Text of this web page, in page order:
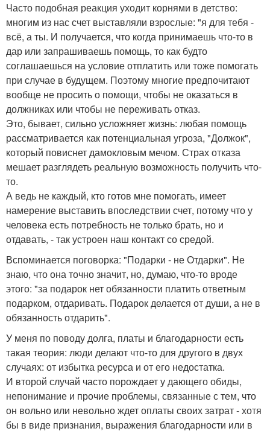
Часто подобная реакция уходит корнями в детство:
многим из нас счет выставляли взрослые: "я для тебя -
всё, а ты. И получается, что когда принимаешь что-то в
дар или запрашиваешь помощь, то как будто
соглашаешься на условие отплатить или тоже помогать
при случае в будущем. Поэтому многие предпочитают
вообще не просить о помощи, чтобы не оказаться в
должниках или чтобы не переживать отказ.
Это, бывает, сильно усложняет жизнь: любая помощь
рассматривается как потенциальная угроза, "Должок",
который повиснет дамокловым мечом. Страх отказа
мешает разглядеть реальную возможность получить что-
то.
А ведь не каждый, кто готов мне помогать, имеет
намерение выставить впоследствии счет, потому что у
человека есть потребность не только брать, но и
отдавать, - так устроен наш контакт со средой.
Вспоминается поговорка: "Подарки - не Отдарки". Не
знаю, что она точно значит, но, думаю, что-то вроде
этого: "за подарок нет обязанности платить ответным
подарком, отдаривать. Подарок делается от души, а не в
обязанность отдарить".
У меня по поводу долга, платы и благодарности есть
такая теория: люди делают что-то для другого в двух
случаях: от избытка ресурса и от его недостатка.
И второй случай часто порождает у дающего обиды,
непонимание и прочие проблемы, связанные с тем, что
он вольно или невольно ждет оплаты своих затрат - хотя
бы в виде признания, выражения благодарности или в